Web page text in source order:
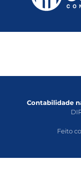
Contabilidade
Feito